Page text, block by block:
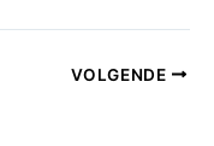
VOLGENDE